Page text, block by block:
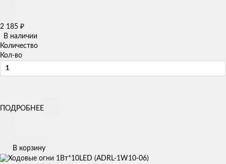
2 185 ₽
В наличии
Количество
Кол-во
ПОДРОБНЕЕ
В корзину